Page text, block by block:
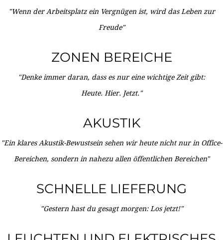
"Wenn der Arbeitsplatz ein Vergnügen ist, wird das Leben zur
Freude"
ZONEN BEREICHE
"Denke immer daran, dass es nur eine wichtige Zeit gibt:
Heute. Hier. Jetzt."
AKUSTIK
"Ein klares Akustik-Bewustsein sehen wir heute nicht nur in Office-
Bereichen, sondern in nahezu allen öffentlichen Bereichen"
SCHNELLE LIEFERUNG
"Gestern hast du gesagt morgen: Los jetzt!"